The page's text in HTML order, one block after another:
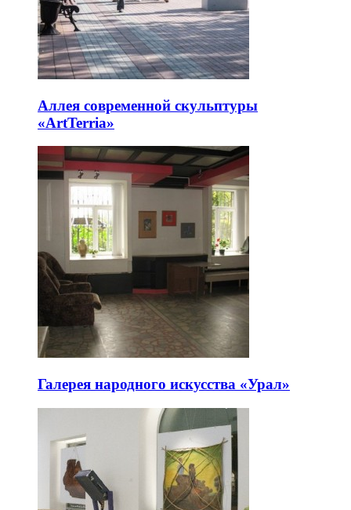
Аллея современной скульптуры
«ArtTerria»
Галерея народного искусства «Урал»